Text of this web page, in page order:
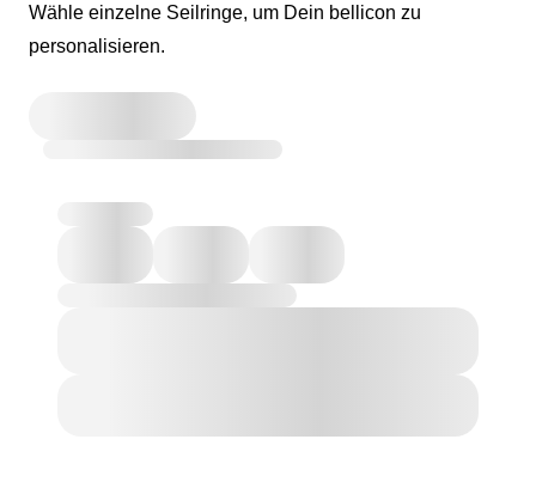
Wähle einzelne Seilringe, um Dein bellicon zu
personalisieren.